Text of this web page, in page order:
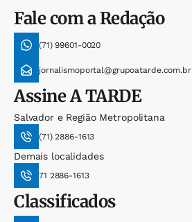
Fale com a Redação
(71) 99601-0020
jornalismoportal@grupoatarde.com.br
AssineA TARDE
Salvador e Região Metropolitana
(71) 2886-1613
Demais localidades
71 2886-1613
Classificados